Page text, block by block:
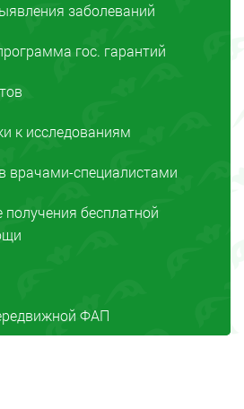
заболеваний
гос. гарантий
к исследованиям
врачами-специалистами
бесплатной
ФАП